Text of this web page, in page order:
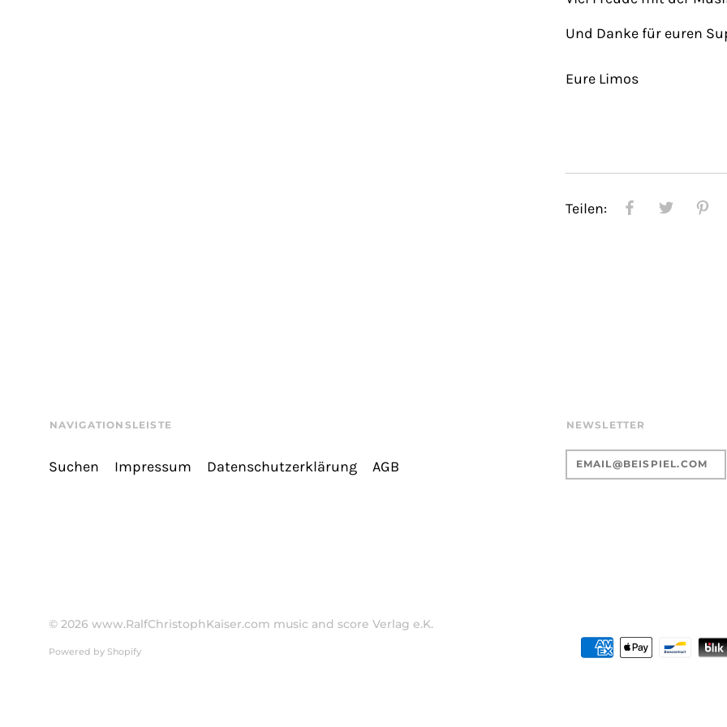
Und Danke für euren
Eure Limos
Teilen:
NAVIGATIONSLEISTE
Suchen Impressum Datenschutzerklärung AGB
NEWSLETTER
© 2026 www.RalfChristophKaiser.com music and score Verlag e.K.
Powered by Shopify